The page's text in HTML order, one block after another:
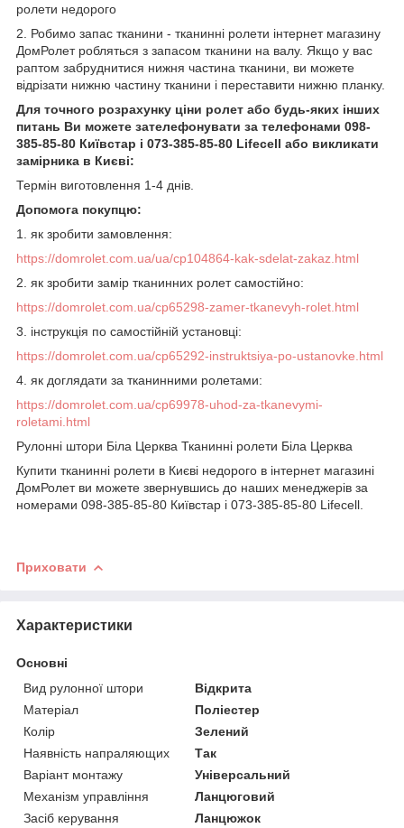
ролети недорого
2. Робимо запас тканини - тканинні ролети інтернет магазину
ДомРолет робляться з запасом тканини на валу. Якщо у вас
раптом забруднитися нижня частина тканини, ви можете
відрізати нижню частину тканини і переставити нижню планку.
Для точного розрахунку ціни ролет або будь-яких інших
питань Ви можете зателефонувати за телефонами 098-
385-85-80 Київстар і 073-385-85-80 Lifecell або викликати
замірника в Києві:
Термін виготовлення 1-4 днів.
Допомога покупцю:
1.
як зробити замовлення:
https://domrolet.com.ua/ua/cp104864-kak-sdelat-zakaz.html
2. як зробити замір тканинних ролет самостійно:
https://domrolet.com.ua/cp65298-zamer-tkanevyh-rolet.html
3. інструкція по самостійній установці:
https://domrolet.com.ua/cp65292-instruktsiya-po-ustanovke.html
4. як доглядати за тканинними ролетами:
https://domrolet.com.ua/cp69978-uhod-za-tkanevymi-
roletami.html
Рулонні штори Біла Церква Тканинні ролети Біла Церква
Купити тканинні ролети в Києві недорого в інтернет магазині
ДомРолет ви можете звернувшись до наших менеджерів за
номерами 098-385-85-80 Київстар і 073-385-85-80 Lifecell.
Приховати
Характеристики
Основні
Вид рулонної штори
Відкрита
Матеріал
Поліестер
Колір
Зелений
Наявність напраляющих
Так
Варіант монтажу
Універсальний
Механізм управління
Ланцюговий
Засіб керування
Ланцюжок